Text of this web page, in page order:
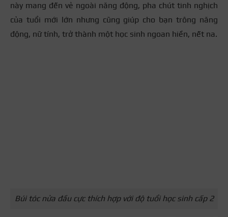
này mang đến vẻ ngoài năng động, pha chút tinh nghịch
của tuổi mới lớn nhưng cũng giúp cho bạn trông năng
động, nữ tính, trở thành một học sinh ngoan hiền, nết na.
Búi tóc nửa đầu cực thích hợp với độ tuổi học sinh cấp 2